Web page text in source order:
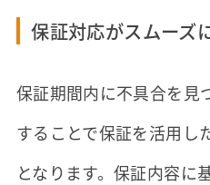
保証対応がスムーズ
保証期間内に不具合を見
することで保証を活用し
となります。保証内容に